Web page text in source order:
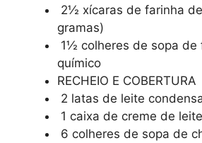
2½ xícaras de farinha
gramas)
1½ colheres de sopa de
químico
RECHEIO E COBERTURA
2 latas de leite
1 caixa de creme de leite
6 colheres de sopa de